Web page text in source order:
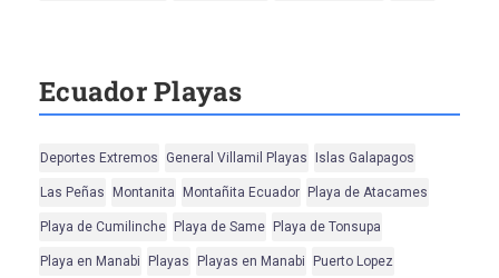
Ecuador Playas
Deportes Extremos General Villamil Playas Islas Galapagos
Las Peñas Montanita Montañita Ecuador Playa de Atacames
Playa de Cumilinche Playa de Same Playa de Tonsupa
Playa en Manabi Playas Playas en Manabi Puerto Lopez